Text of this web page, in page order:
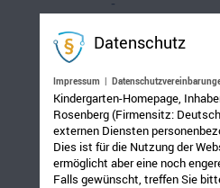
Der Mond
Gefühle
Datenschutz
Impressum |
Kindergarten-Homepage,
Rosenberg (Firmensitz:
externen Diensten
Dies ist für die Nutzung der
ermöglicht aber eine noch
Falls gewünscht, treffen Sie